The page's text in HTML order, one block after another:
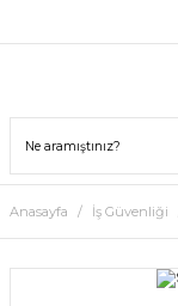
Anasayfa İş Güvenliği